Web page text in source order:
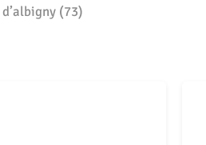
d’albigny (73)